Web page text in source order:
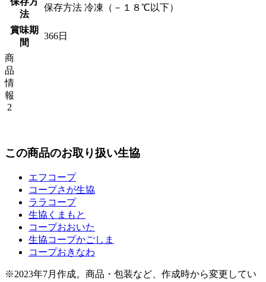
法
保存方法 冷凍（－１８℃以下）
賞味期
間
366日
商
品
情
報
2
この商品のお取り扱い生協
エフコープ
コープさが生協
ララコープ
生協くまもと
コープおおいた
生協コープかごしま
コープおきなわ
※2023年7月作成。商品・包装など、作成時から変更してい